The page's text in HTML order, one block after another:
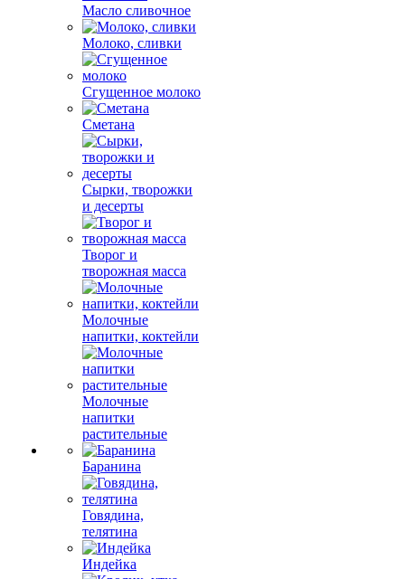
Масло сливочное
Молоко, сливки
Сгущенное молоко
Сметана
Сырки, творожки
и десерты
Творог и
творожная масса
Молочные
напитки, коктейли
Молочные
напитки
растительные
Баранина
Говядина,
телятина
Индейка